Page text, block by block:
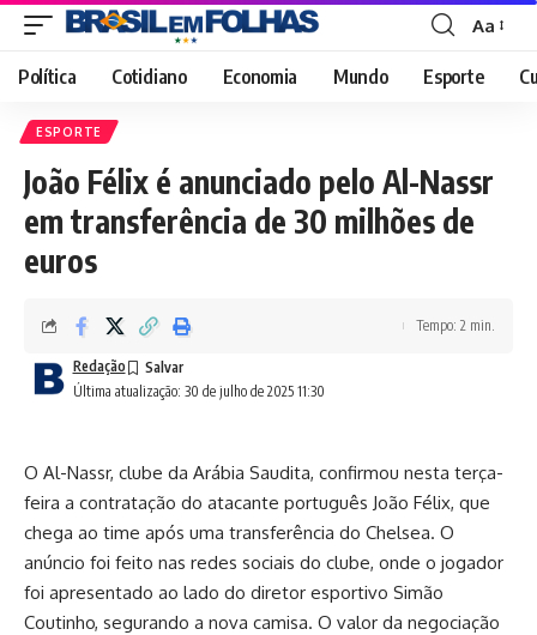
Font
Resizer
Aa
Política Cotidiano Economia Mundo Esporte
ESPORTE
João Félix é anunciado pelo Al-Nassr
em transferência de 30 milhões de
euros
Última atualização: 30 de julho de 2025 11:30
Redação
Tempo: 2 min.
O Al-Nassr, clube da Arábia Saudita, confirmou nesta terça-
feira a contratação do atacante português João Félix, que
chega ao time após uma transferência do Chelsea. O
anúncio foi feito nas redes sociais do clube, onde o jogador
foi apresentado ao lado do diretor esportivo Simão
Coutinho, segurando a nova camisa. O valor da negociação